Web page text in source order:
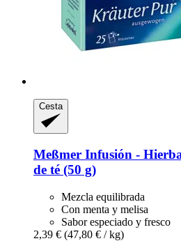
Cesta
Meßmer Infusión -​
de té (50 g)
Mezcla equilibrada
Con menta y melisa
Sabor especiado y fresco
2,39 € (47,80 € / kg)